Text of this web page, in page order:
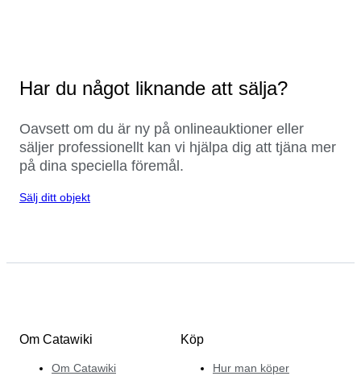
Har du något liknande att sälja?
Oavsett om du är ny på onlineauktioner eller
säljer professionellt kan vi hjälpa dig att tjäna mer
på dina speciella föremål.
Sälj ditt objekt
Om Catawiki
Om Catawiki
Köp
Hur man köper